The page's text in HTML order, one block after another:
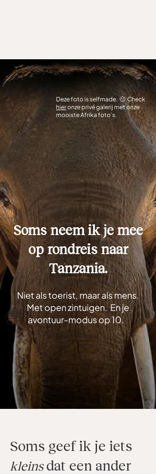
Deze foto is selfmade. 🙂 Check
hieronze privé galerij met onze
mooiste Afrika foto’s.
Soms neem ik je mee
op rondreis naar
Tanzania.
Niet als toerist, maar als mens.
Met open zintuigen. En je
avontuur-modus op 10.
Soms geef ik je iets
kleinsdat een ander